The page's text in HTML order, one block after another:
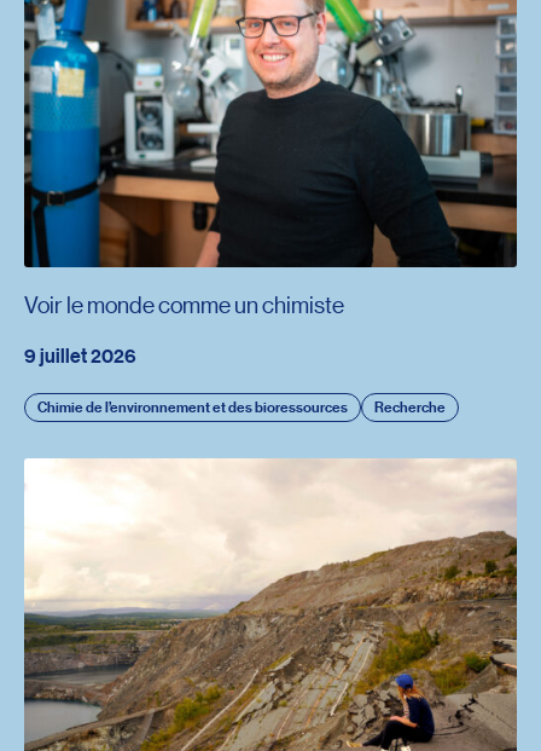
9 juillet 2026
Chimie de l’environnement et des bioressources Recherche
Voir le monde comme un chimiste